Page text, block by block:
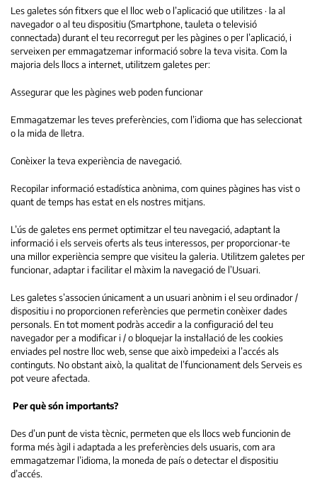
Les galetes són fitxers que el lloc web o l’aplicació que utilitzes · la al
navegador o al teu dispositiu (Smartphone, tauleta o televisió
connectada) durant el teu recorregut per les pàgines o per l’aplicació, i
serveixen per emmagatzemar informació sobre la teva visita. Com la
majoria dels llocs a internet, utilitzem galetes per:
Assegurar que les pàgines web poden funcionar
Emmagatzemar les teves preferències, com l’idioma que has seleccionat
o la mida de lletra.
Conèixer la teva experiència de navegació.
Recopilar informació estadística anònima, com quines pàgines has vist o
quant de temps has estat en els nostres mitjans.
L’ús de galetes ens permet optimitzar el teu navegació, adaptant la
informació i els serveis oferts als teus interessos, per proporcionar-te
una millor experiència sempre que visiteu la galeria. Utilitzem galetes per
funcionar, adaptar i facilitar el màxim la navegació de l’Usuari.
Les galetes s’associen únicament a un usuari anònim i el seu ordinador /
dispositiu i no proporcionen referències que permetin conèixer dades
personals. En tot moment podràs accedir a la configuració del teu
navegador per a modificar i / o bloquejar la instal·lació de les cookies
enviades pel nostre lloc web, sense que això impedeixi a l’accés als
continguts. No obstant això, la qualitat de l’funcionament dels Serveis es
pot veure afectada.
Per què són importants?
Des d’un punt de vista tècnic, permeten que els llocs web funcionin de
forma més àgil i adaptada a les preferències dels usuaris, com ara
emmagatzemar l’idioma, la moneda de país o detectar el dispositiu
d’accés.